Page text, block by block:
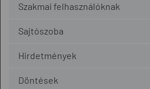
Szakmai felhasználóknak
Sajtószoba
Hirdetmények
Döntések